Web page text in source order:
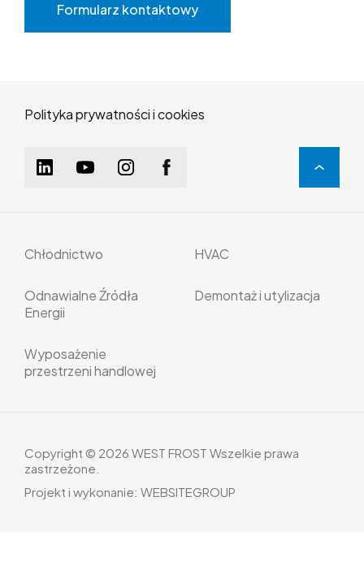
Formularz kontaktowy
Polityka prywatności i cookies
Chłodnictwo HVAC
Odnawialne Źródła
Energii
Demontaż i utylizacja
Wyposażenie
przestrzeni handlowej
Copyright © 2026 WEST FROST Wszelkie prawa
zastrzeżone.
Projekt i wykonanie: WEBSITEGROUP